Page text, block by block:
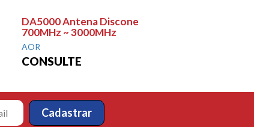
DA5000 Antena Discone
700MHz ~ 3000MHz
AOR
CONSULTE